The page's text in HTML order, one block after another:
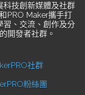
科技創新媒體及社群
PRO Maker攜手打
習、交流、創作及分
開發者社群。
社群
粉絲團